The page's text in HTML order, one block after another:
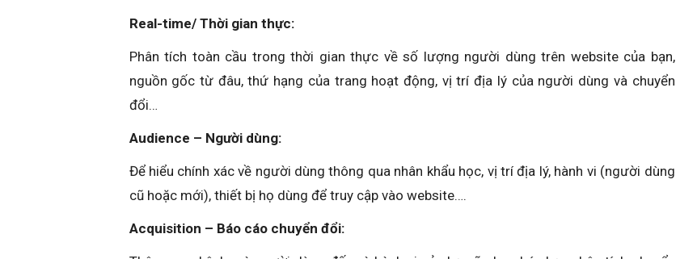
Real-time/ Thời gian thực:
Phân tích toàn cầu trong thời gian thực về số lượng người dùng trên website của bạn,
nguồn gốc từ đâu, thứ hạng của trang hoạt động, vị trí địa lý của người dùng và chuyển
đổi…
Audience – Người dùng:
Để hiểu chính xác về người dùng thông qua nhân khẩu học, vị trí địa lý, hành vi (người dùng
cũ hoặc mới), thiết bị họ dùng để truy cập vào website….
Acquisition – Báo cáo chuyển đổi: